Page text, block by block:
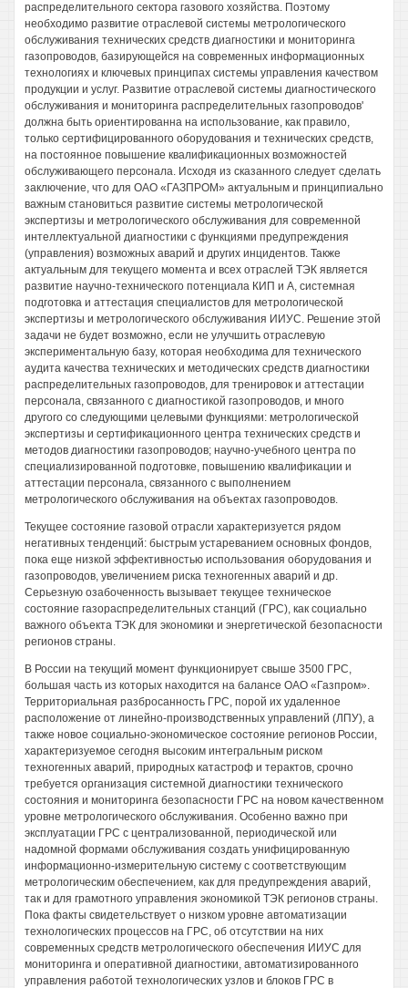
распределительного сектора газового хозяйства. Поэтому
необходимо развитие отраслевой системы метрологического
обслуживания технических средств диагностики и мониторинга
газопроводов, базирующейся на современных информационных
технологиях и ключевых принципах системы управления качеством
продукции и услуг. Развитие отраслевой системы диагностического
обслуживания и мониторинга распределительных газопроводов'
должна быть ориентированна на использование, как правило,
только сертифицированного оборудования и технических средств,
на постоянное повышение квалификационных возможностей
обслуживающего персонала. Исходя из сказанного следует сделать
заключение, что для ОАО «ГАЗПРОМ» актуальным и принципиально
важным становиться развитие системы метрологической
экспертизы и метрологического обслуживания для современной
интеллектуальной диагностики с функциями предупреждения
(управления) возможных аварий и других инцидентов. Также
актуальным для текущего момента и всех отраслей ТЭК является
развитие научно-технического потенциала КИП и А, системная
подготовка и аттестация специалистов для метрологической
экспертизы и метрологического обслуживания ИИУС. Решение этой
задачи не будет возможно, если не улучшить отраслевую
экспериментальную базу, которая необходима для технического
аудита качества технических и методических средств диагностики
распределительных газопроводов, для тренировок и аттестации
персонала, связанного с диагностикой газопроводов, и много
другого со следующими целевыми функциями: метрологической
экспертизы и сертификационного центра технических средств и
методов диагностики газопроводов; научно-учебного центра по
специализированной подготовке, повышению квалификации и
аттестации персонала, связанного с выполнением
метрологического обслуживания на объектах газопроводов.
Текущее состояние газовой отрасли характеризуется рядом
негативных тенденций: быстрым устареванием основных фондов,
пока еще низкой эффективностью использования оборудования и
газопроводов, увеличением риска техногенных аварий и др.
Серьезную озабоченность вызывает текущее техническое
состояние газораспределительных станций (ГРС), как социально
важного объекта ТЭК для экономики и энергетической безопасности
регионов страны.
В России на текущий момент функционирует свыше 3500 ГРС,
большая часть из которых находится на балансе ОАО «Газпром».
Территориальная разбросанность ГРС, порой их удаленное
расположение от линейно-производственных управлений (ЛПУ), а
также новое социально-экономическое состояние регионов России,
характеризуемое сегодня высоким интегральным риском
техногенных аварий, природных катастроф и терактов, срочно
требуется организация системной диагностики технического
состояния и мониторинга безопасности ГРС на новом качественном
уровне метрологического обслуживания. Особенно важно при
эксплуатации ГРС с централизованной, периодической или
надомной формами обслуживания создать унифицированную
информационно-измерительную систему с соответствующим
метрологическим обеспечением, как для предупреждения аварий,
так и для грамотного управления экономикой ТЭК регионов страны.
Пока факты свидетельствует о низком уровне автоматизации
технологических процессов на ГРС, об отсутствии на них
современных средств метрологического обеспечения ИИУС для
мониторинга и оперативной диагностики, автоматизированного
управления работой технологических узлов и блоков ГРС в